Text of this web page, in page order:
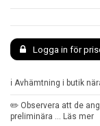
Logga in för
ℹ️ Avhämtning i butik
✏️ Observera att de
preliminära ... Läs mer